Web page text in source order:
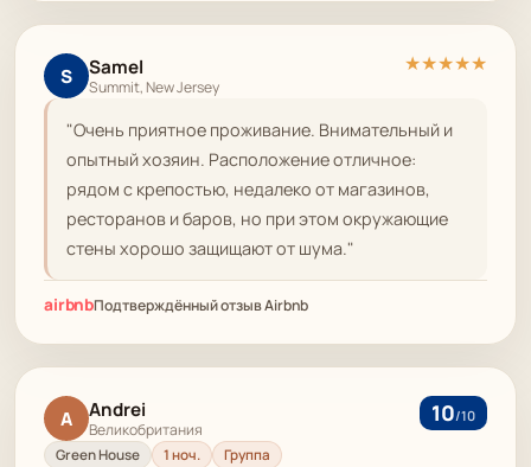
S Samel
Summit, New Jersey
★★★★★
"Очень приятное проживание. Внимательный и
опытный хозяин. Расположение отличное:
рядом с крепостью, недалеко от магазинов,
ресторанов и баров, но при этом окружающие
стены хорошо защищают от шума."
airbnbПодтверждённый отзыв Airbnb
A Andrei
Великобритания
10/10
Green House 1 ноч. Группа